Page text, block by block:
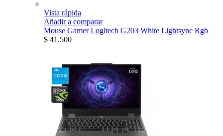
Vista rápida
Añadir a comparar
Mouse Gamer Logitech G203 White Lightsync Rgb
$ 41.500